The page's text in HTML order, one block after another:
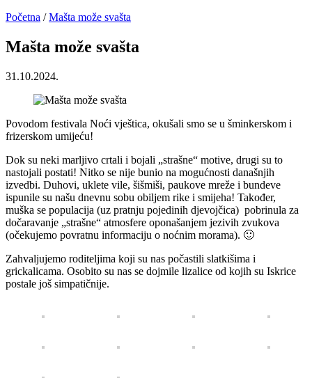
Početna / Mašta može svašta
Mašta može svašta
31.10.2024.
Povodom festivala Noći vještica, okušali smo se u šminkerskom i
frizerskom umijeću!
Dok su neki marljivo crtali i bojali „strašne“ motive, drugi su to
nastojali postati! Nitko se nije bunio na mogućnosti današnjih
izvedbi. Duhovi, uklete vile, šišmiši, paukove mreže i bundeve
ispunile su našu dnevnu sobu obiljem rike i smijeha! Također,
muška se populacija (uz pratnju pojedinih djevojčica) pobrinula za
dočaravanje „strašne“ atmosfere oponašanjem jezivih zvukova
(očekujemo povratnu informaciju o noćnim morama). 🙂
Zahvaljujemo roditeljima koji su nas počastili slatkišima i
grickalicama. Osobito su nas se dojmile lizalice od kojih su Iskrice
postale još simpatičnije.